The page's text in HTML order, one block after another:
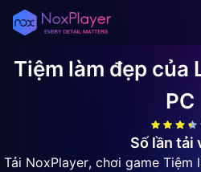
Tiệm làm đẹp của
PC
Số lần tải
Tải NoxPlayer, chơi game Tiệm